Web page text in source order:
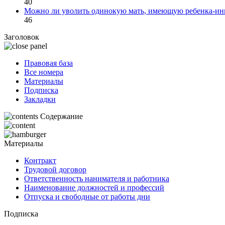
Можно ли уволить одинокую мать, имеющую ребенка-
46
Заголовок
Правовая база
Все номера
Материалы
Подписка
Закладки
Содержание
Материалы
Контракт
Трудовой договор
Ответственность нанимателя и работника
Наименование должностей и профессий
Отпуска и свободные от работы дни
Подписка